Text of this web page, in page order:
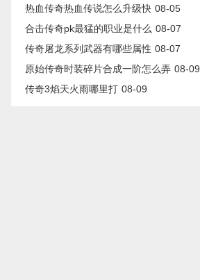
热血传奇热血传说怎么升级快 08-05
合击传奇pk最猛的职业是什么 08-07
传奇屠龙系列武器有哪些属性 08-07
原始传奇时装碎片合成一阶怎么弄 08-09
传奇3焰天火雨哪里打 08-09